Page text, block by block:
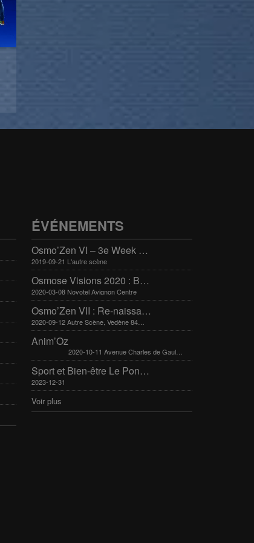
ÉVÉNEMENTS
Osmo’Zen VI – 3e Week end international du bien-être
2019-09-21 L'autre scène
Osmose Visions 2020 : Bien-être et arts divinatoires
2020-03-08 Novotel Avignon Centre
Osmo’Zen VII : Re-naissance
2020-09-12 Autre Scène, Vedène 84270
Anim’Oz
2020-10-11 Avenue Charles de Gaulle 30400 Villeneuve-Lès-Avignon
Sport et Bien-être Le Pontet 16-17 mars 2024
2023-12-31
Voir plus